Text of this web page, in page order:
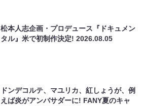
松本人志企画・プロデュース『ドキュメン
タル』米で初制作決定!2026.08.05
ドンデコルテ、マユリカ、紅しょうが、例
えば炎がアンバサダーに! FANY夏のキャ